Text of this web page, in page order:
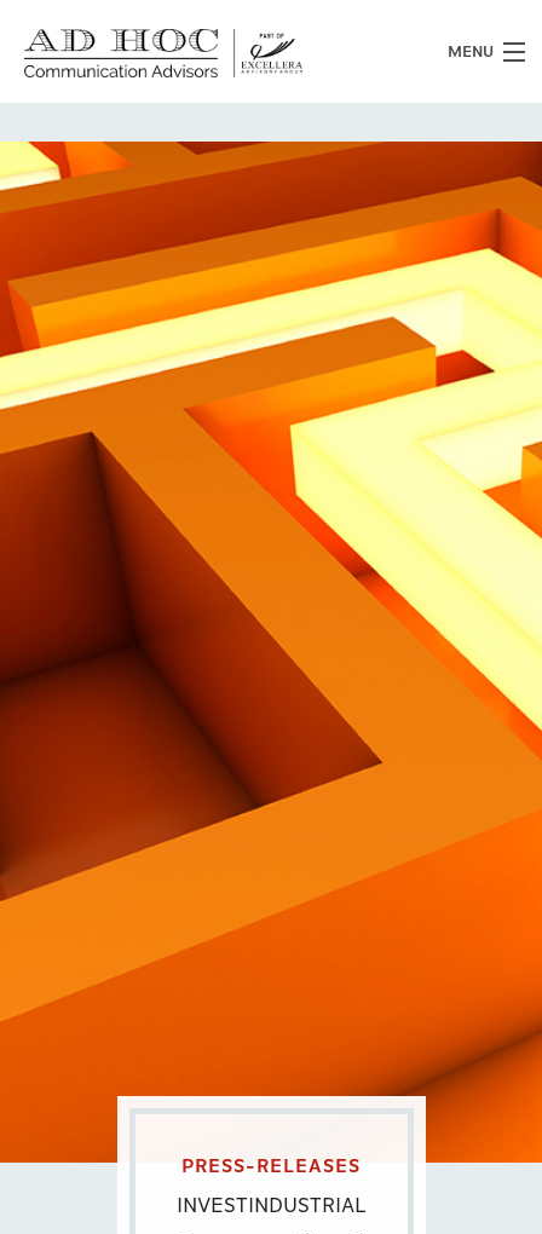
MENU
Chi siamo
Cosa facciamo
News
Clienti
Heritage
Lavora con noi
Contatti
PRESS-RELEASES
INVESTINDUSTRIAL